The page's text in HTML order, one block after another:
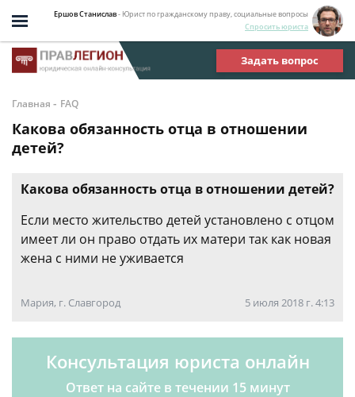
Ершов Станислав- Юрист по гражданскому праву, социальные вопросы
Спросить юриста
Задать вопрос
Главная - FAQ
Какова обязанность отца в отношении
детей?
Какова обязанность отца в отношении детей?
Если место жительство детей установлено с отцом
имеет ли он право отдать их матери так как новая
жена с ними не уживается
Мария, г. Славгород 5 июля 2018 г. 4:13
Консультация юриста онлайн
Ответ на сайте в течении 15 минут